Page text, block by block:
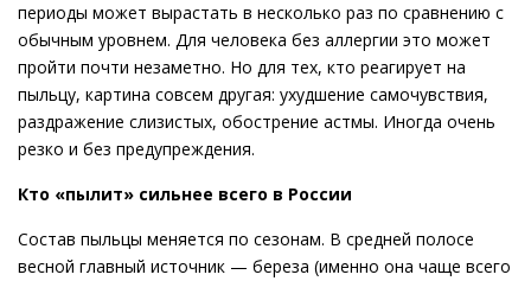
периоды может вырастать в несколько раз по сравнению с
обычным уровнем. Для человека без аллергии это может
пройти почти незаметно. Но для тех, кто реагирует на
пыльцу, картина совсем другая: ухудшение самочувствия,
раздражение слизистых, обострение астмы. Иногда очень
резко и без предупреждения.
Кто «пылит» сильнее всего в России
Состав пыльцы меняется по сезонам. В средней полосе
весной главный источник — береза (именно она чаще всего